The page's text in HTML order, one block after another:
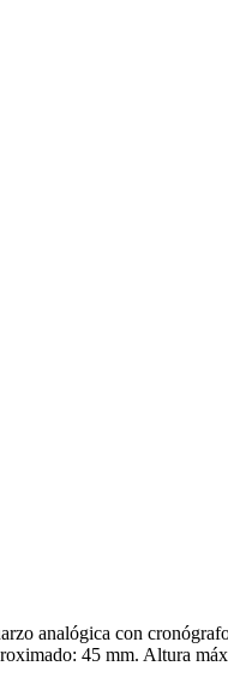
analógica con
45 mm. Altura